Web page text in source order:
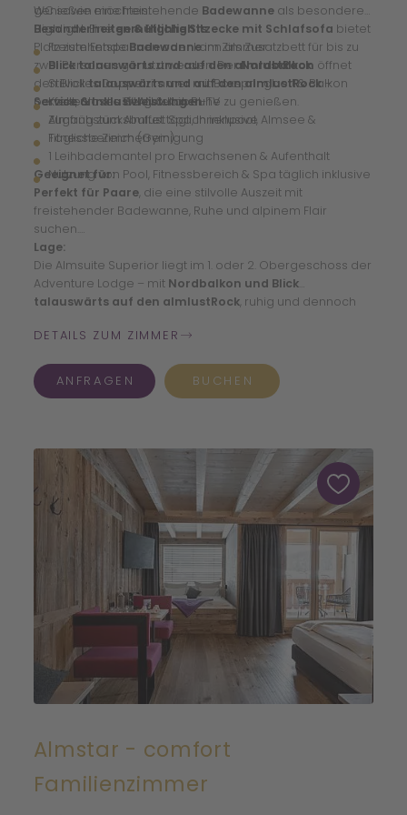
genießen möchten.
WC sowie eine freistehende Badewanneals besonderes
Highlight. Einegemütliche Sitzecke mit Schlafsofa bietet
Platz zum Entspannen oder kann als Zusatzbett für bis zu
zwei Personen genutzt werden. DerNordbalkon öffnet
den Blicktalauswärts und auf den almlustRock–
perfekt, um die Bergwelt in Ruhe zu genießen.
Besonderheiten & Highlights
FreistehendeBadewanneim Zimmer
Blick talauswärts und auf den almlustRock
Stilvolles Doppelzimmer mit Boxspringbett & Balkon
Kostenloses WLAN & Kabel-TV
Zugang zum Almlust Spa, Innenpool, Almsee &
Fitnessbereich (Gym)
Service & Inklusivleistungen
Almfrühstücksbuffet täglich inklusive
Tägliche Zimmerreinigung
1 Leihbademantel pro Erwachsenen & Aufenthalt
Nutzung von Pool, Fitnessbereich & Spa täglich inklusive
Geeignet für:
Perfekt für Paare, die eine stilvolle Auszeit mit
freistehender Badewanne, Ruhe und alpinem Flair
suchen.
Lage:
Die Almsuite Superior liegt im 1. oder 2. Obergeschoss der
Adventure Lodge – mit Nordbalkon und Blick
talauswärts auf den almlustRock, ruhig und dennoch
Skiraum sind in wenigen Schritten erreichbar.
DETAILS ZUM ZIMMER
ANFRAGEN BUCHEN
Almstar - comfort
Familienzimmer